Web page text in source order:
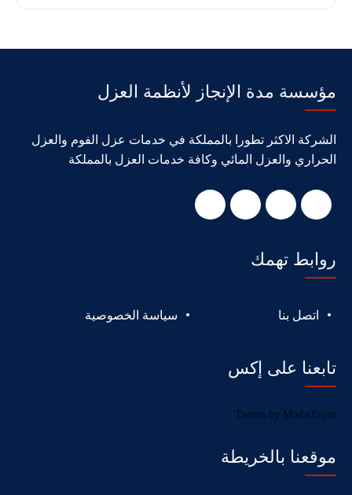
مؤسسة مدة الإنجاز لأنظمة العزل
الشركة الاكثر تطورا بالمملكة في خدمات عزل الفوم والعزل
الحراري والعزل المائي وكافة خدمات العزل بالمملكة
روابط تهمك
اتصل بنا سياسة الخصوصية
تابعنا على إكس
Tweets by MudatEnjaz
موقعنا بالخريطة